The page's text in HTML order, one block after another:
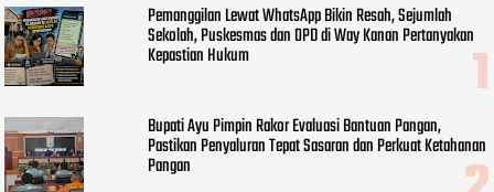
Pemanggilan Lewat WhatsApp Bikin Resah, Sejumlah
Sekolah, Puskesmas dan OPD di Way Kanan Pertanyakan
Kepastian Hukum
Bupati Ayu Pimpin Rakor Evaluasi Bantuan Pangan,
Pastikan Penyaluran Tepat Sasaran dan Perkuat Ketahanan
Pangan